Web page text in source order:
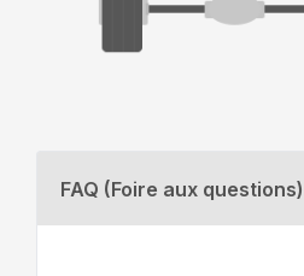
FAQ (Foire aux questions)